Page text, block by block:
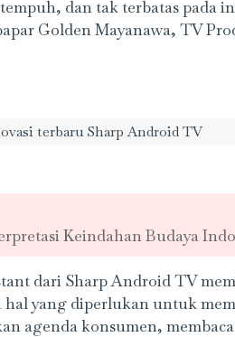
dan tak terbatas pada
Golden Mayanawa, TV
terbaru Sharp Android TV
Keindahan Budaya
dari Sharp Android TV
hal yang diperlukan untuk
agenda konsumen,